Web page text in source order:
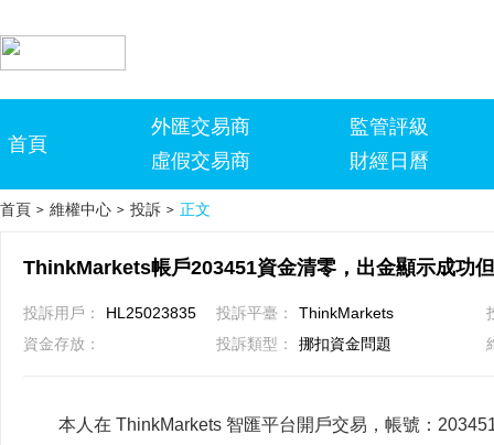
首頁
外匯交易商
虛假交易商
監管評級
財經日曆
首頁 > 維權中心 > 投訴 > 正文
投訴用戶： HL25023835 投訴平臺： ThinkMarkets
資金存放：
投訴類型： 挪扣資金問題
本人在 ThinkMarkets 智匯平台開戶交易，帳號：